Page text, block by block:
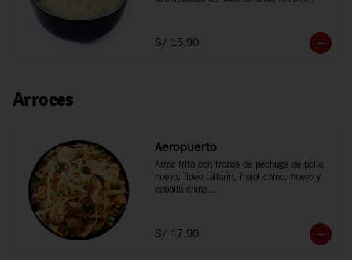
S/ 15.90
Arroces
Aeropuerto
Arroz frito con trozos de pechuga de pollo,
huevo, fideo tallarín, frejol chino, huevo y
cebolla china.
*Fotos referenciales
S/ 17.90